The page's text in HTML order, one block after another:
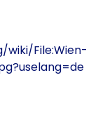
File:Wien-